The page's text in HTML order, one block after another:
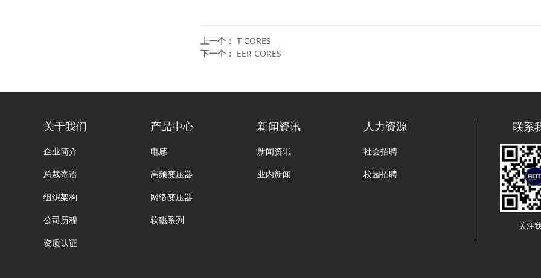
上一个： T CORES
下一个： EER CORES
关于我们
企业简介
总裁寄语
组织架构
公司历程
资质认证
产品中心
电感
高频变压器
网络变压器
软磁系列
新闻资讯
新闻资讯
业内新闻
人力资源
社会招聘
校园招聘
联系
关注